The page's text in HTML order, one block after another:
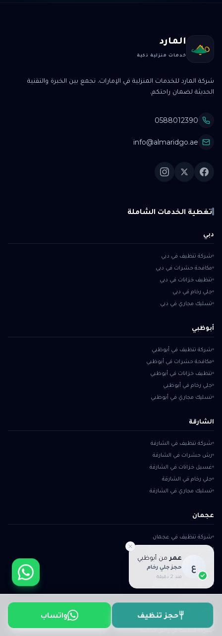
ع
عمر من أبوظبي
حجز جلي رخام
منذ 2 دقيقة
المارد
خدمات منزلية ذكية
شركة المارد للخدمات المنزلية في الإمارات. نجمع بين الخبرة والتقنية
الحديثة لضمان راحتكم.
0588012390
info@almaridgo.ae
تغطية الخدمات الشاملة
دبي
شركة تنظيف في دبي
مكافحة حشرات في دبي
تنظيف خزانات في دبي
جلي رخام في دبي
تسليك مجاري في دبي
أبوظبي
شركة تنظيف في أبوظبي
مكافحة حشرات في أبوظبي
تنظيف خزانات في أبوظبي
جلي رخام في أبوظبي
تسليك مجاري في أبوظبي
الشارقة
شركة تنظيف في الشارقة
رش حشرات في الشارقة
غسيل خزانات في الشارقة
جلي رخام في الشارقة
تسليك مجاري في الشارقة
عجمان
شركة تنظيف في عجمان
مكافحة حشرات في عجمان
تنظيف خزانات في عجمان
جلي رخام في عجمان
تسليك مجاري في عجمان
رأس الخيمة
شركة تنظيف في رأس الخيمة
حجز تنظيف واتساب